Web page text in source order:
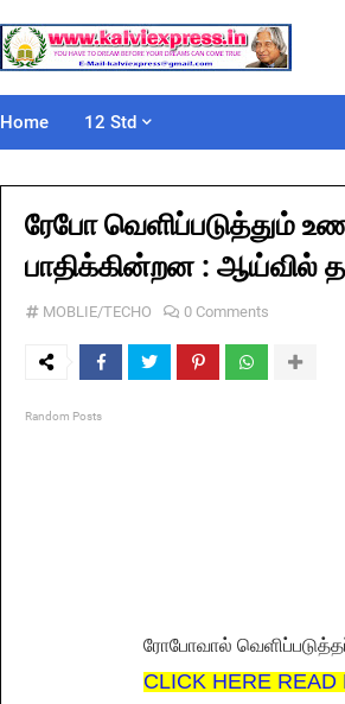
Home 12 Std
ரேபோ வெளிப்படுத்தும்
பாதிக்கின்றன : ஆய்வில்
MOBLIE/TECHO 0 Comments
Random Posts
ரோபோவால்
CLICK HERE